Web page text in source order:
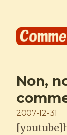
Comme
Non,
Posted
on
2007-12-31